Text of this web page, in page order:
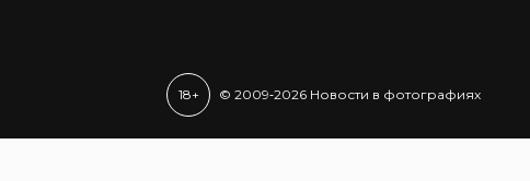
18+ © 2009‐2026 Новости в фотографиях